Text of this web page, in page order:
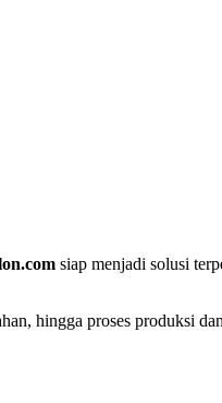
siap menjadi solusi
hingga proses produksi